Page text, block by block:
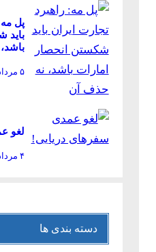
پل
باید
۵ مرداد ۱۴۰۵
لغو
۴ مرداد ۱۴۰۵
دسته بندی ها